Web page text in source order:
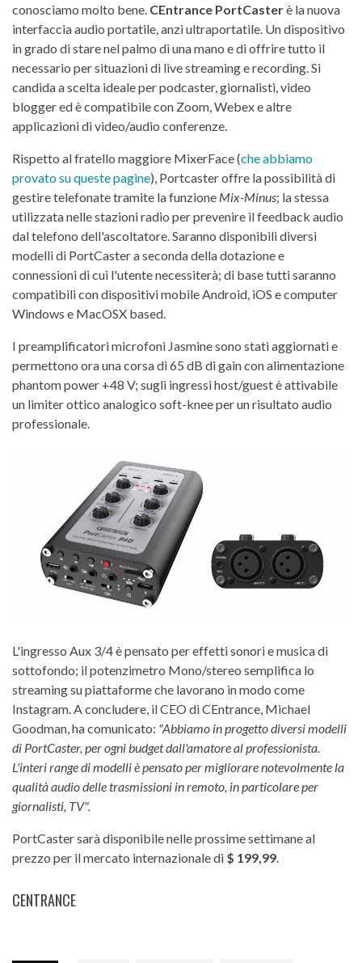
conosciamo molto bene. CEntrance PortCasterè la nuova
interfaccia audio portatile, anzi ultraportatile. Un dispositivo
in grado di stare nel palmo di una mano e di offrire tutto il
necessario per situazioni di live streaming e recording. Si
candida a scelta ideale per podcaster, giornalisti, video
blogger ed è compatibile con Zoom, Webex e altre
applicazioni di video/audio conferenze.
Rispetto al fratello maggiore MixerFace (che abbiamo
provato su queste pagine), Portcaster offre la possibilità di
gestire telefonate tramite la funzione Mix-Minus; la stessa
utilizzata nelle stazioni radio per prevenire il feedback audio
dal telefono dell'ascoltatore. Saranno disponibili diversi
modelli di PortCaster a seconda della dotazione e
connessioni di cui l'utente necessiterà; di base tutti saranno
compatibili con dispositivi mobile Android, iOS e computer
Windows e MacOSX based.
I preamplificatori microfoni Jasmine sono stati aggiornati e
permettono ora una corsa di 65 dB di gain con alimentazione
phantom power +48 V; sugli ingressi host/guest è attivabile
un limiter ottico analogico soft-knee per un risultato audio
professionale.
L'ingresso Aux 3/4 è pensato per effetti sonori e musica di
sottofondo; il potenzimetro Mono/stereo semplifica lo
streaming su piattaforme che lavorano in modo come
Instagram. A concludere, il CEO di CEntrance, Michael
Goodman, ha comunicato: "Abbiamo in progetto diversi modelli
di PortCaster, per ogni budget dall'amatore al professionista.
L'interi range di modelli è pensato per migliorare notevolmente la
qualità audio delle trasmissioni in remoto, in particolare per
giornalisti, TV".
PortCaster sarà disponibile nelle prossime settimane al
prezzo per il mercato internazionale di $ 199,99.
CENTRANCE